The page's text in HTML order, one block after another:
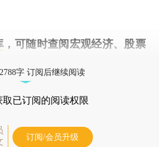
，可随时查阅宏观经济、股票
字 订阅后继续阅读
取已订阅的阅读权限
订阅/会员升级